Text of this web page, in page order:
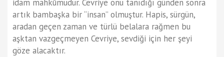
idam mahkûmudur. Cevriye onu tanıdığı günden sonra
artık bambaşka bir “insan” olmuştur. Hapis, sürgün,
aradan geçen zaman ve türlü belalara rağmen bu
aşktan vazgeçmeyen Cevriye, sevdiği için her şeyi
göze alacaktır.